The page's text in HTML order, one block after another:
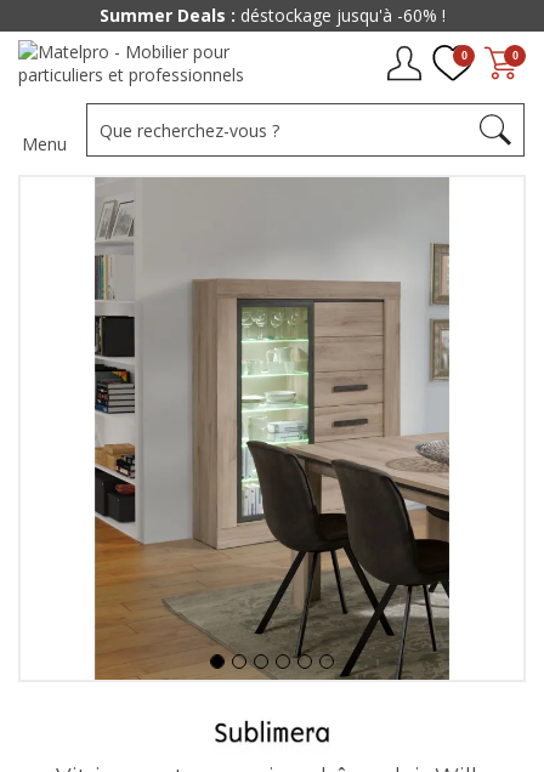
0
0
Menu
Summer Deals : déstockage jusqu'à -60% !